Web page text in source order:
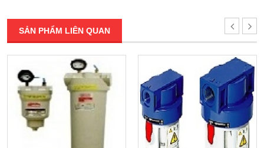
SẢN PHẨM LIÊN QUAN